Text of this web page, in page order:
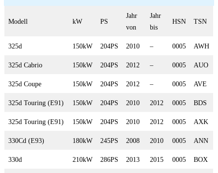
Modell kW PS
Jahr
von
Jahr
bis
HSN TSN
325d 150kW 204PS 2010 – 0005 AWH
325d Cabrio 150kW 204PS 2012 – 0005 AUO
325d Coupe 150kW 204PS 2012 – 0005 AVE
325d Touring (E91) 150kW 204PS 2010 2012 0005 BDS
325d Touring (E91) 150kW 204PS 2010 2012 0005 AXK
330Cd (E93) 180kW 245PS 2008 2010 0005 ANN
330d 210kW 286PS 2013 2015 0005 BOX